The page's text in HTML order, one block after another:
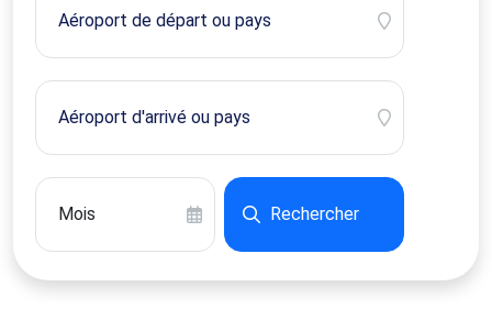
Rechercher